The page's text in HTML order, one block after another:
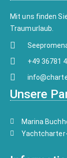
Mit uns finden
Traumurlaub.
+49 36781
Unsere
Marina
Yachtcharter-